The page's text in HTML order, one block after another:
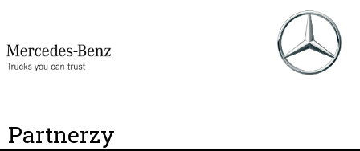
Partnerzy